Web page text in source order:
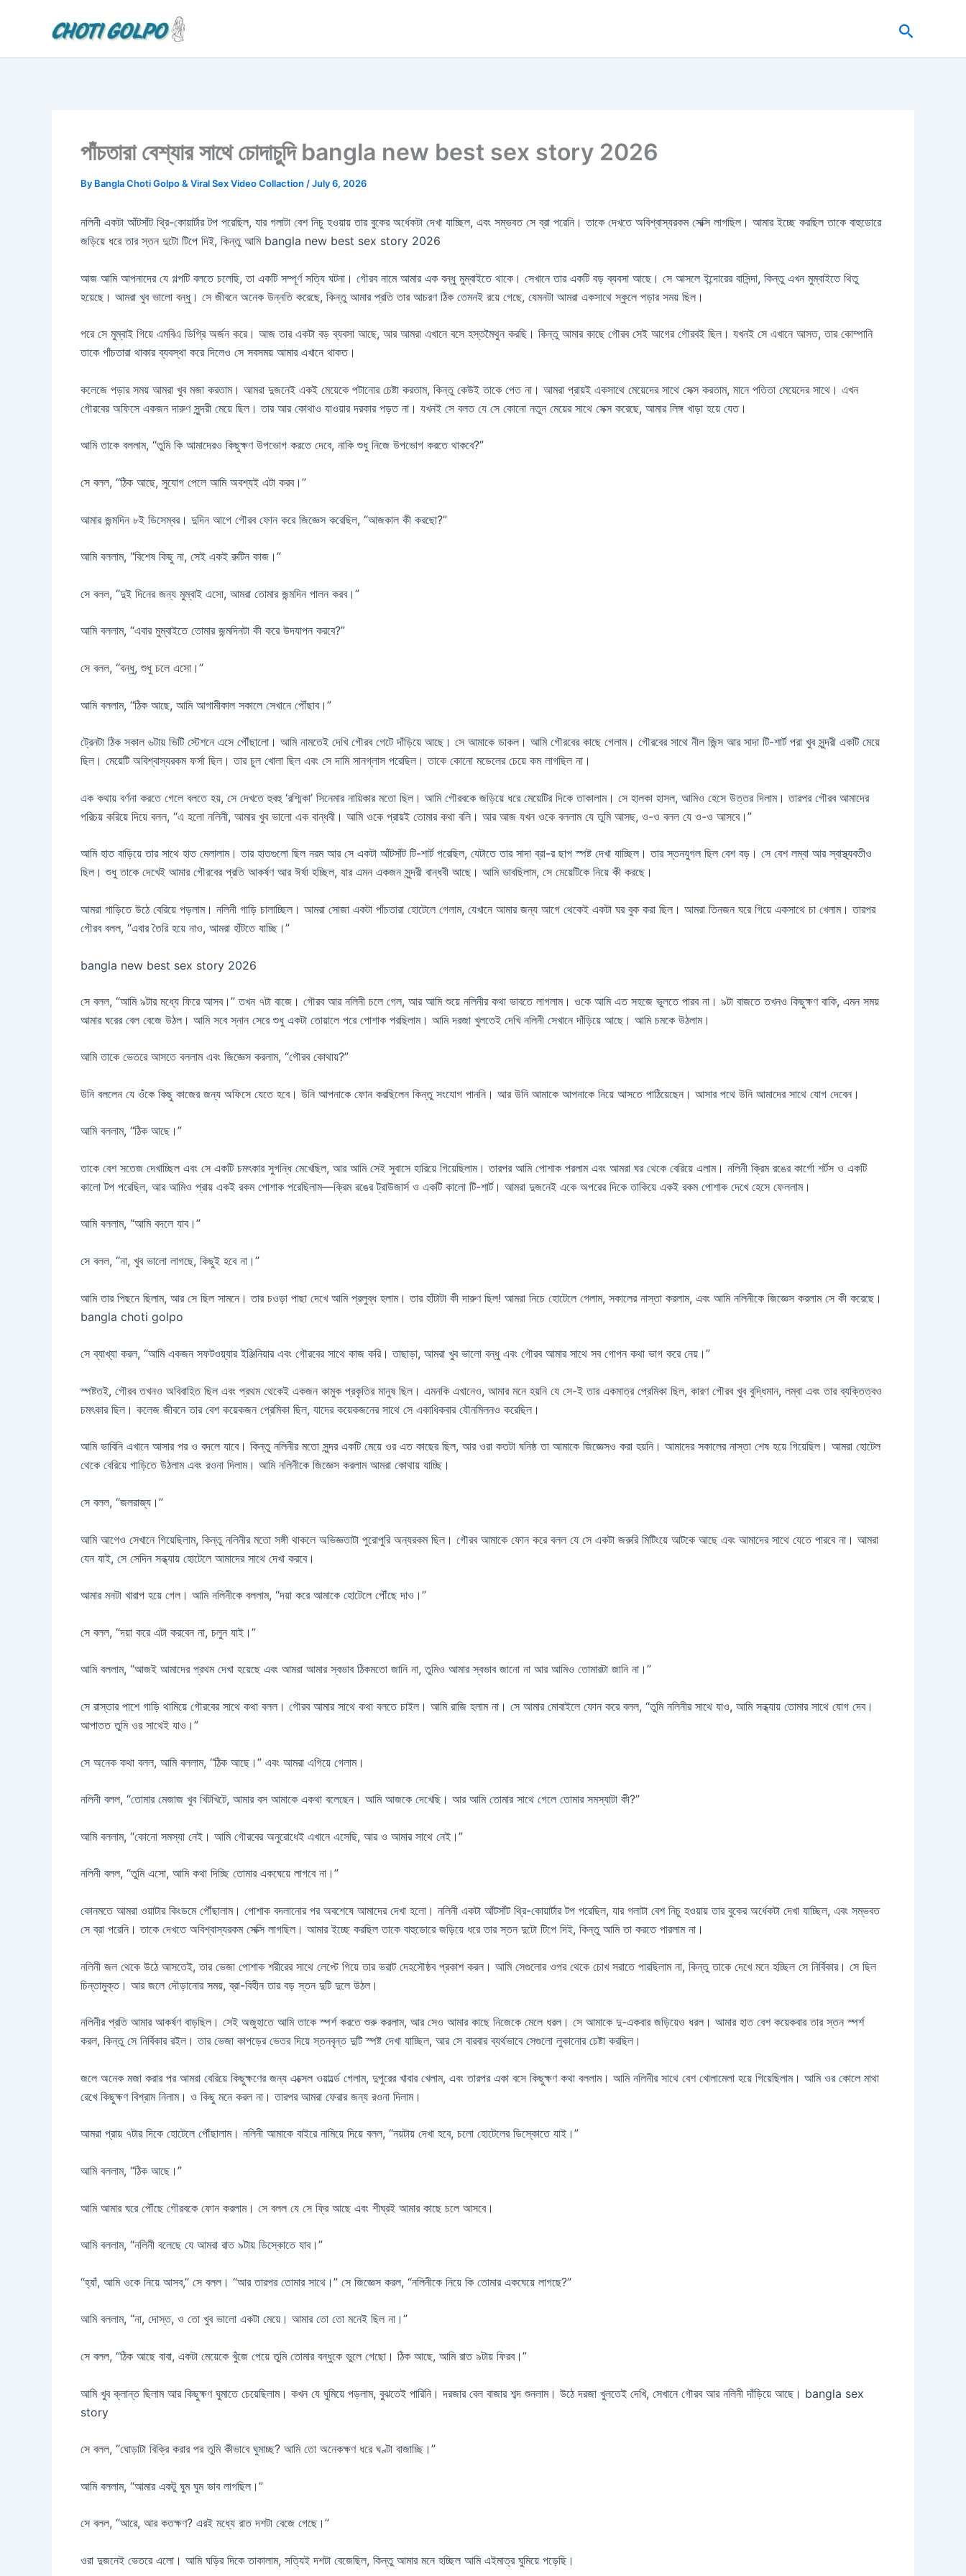
Search
পাঁচতারা বেশ্যার সাথে চোদাচুদি bangla new best sex story 2026
By Bangla Choti Golpo & Viral Sex Video Collaction /July 6, 2026
নলিনী একটা আঁটসাঁট থ্রি-কোয়ার্টার টপ পরেছিল, যার গলাটা বেশ নিচু হওয়ায় তার বুকের অর্ধেকটা দেখা যাচ্ছিল, এবং সম্ভবত সে ব্রা পরেনি। তাকে দেখতে অবিশ্বাস্যরকম সেক্সি লাগছিল। আমার ইচ্ছে করছিল তাকে বাহুডোরে
জড়িয়ে ধরে তার স্তন দুটো টিপে দিই, কিন্তু আমি bangla new best sex story 2026
আজ আমি আপনাদের যে গল্পটি বলতে চলেছি, তা একটি সম্পূর্ণ সত্যি ঘটনা। গৌরব নামে আমার এক বন্ধু মুম্বাইতে থাকে। সেখানে তার একটি বড় ব্যবসা আছে। সে আসলে ইন্দোরের বাসিন্দা, কিন্তু এখন মুম্বাইতে থিতু
হয়েছে। আমরা খুব ভালো বন্ধু। সে জীবনে অনেক উন্নতি করেছে, কিন্তু আমার প্রতি তার আচরণ ঠিক তেমনই রয়ে গেছে, যেমনটা আমরা একসাথে স্কুলে পড়ার সময় ছিল।
পরে সে মুম্বাই গিয়ে এমবিএ ডিগ্রি অর্জন করে। আজ তার একটা বড় ব্যবসা আছে, আর আমরা এখানে বসে হস্তমৈথুন করছি। কিন্তু আমার কাছে গৌরব সেই আগের গৌরবই ছিল। যখনই সে এখানে আসত, তার কোম্পানি
তাকে পাঁচতারা থাকার ব্যবস্থা করে দিলেও সে সবসময় আমার এখানে থাকত।
কলেজে পড়ার সময় আমরা খুব মজা করতাম। আমরা দুজনেই একই মেয়েকে পটানোর চেষ্টা করতাম, কিন্তু কেউই তাকে পেত না। আমরা প্রায়ই একসাথে মেয়েদের সাথে সেক্স করতাম, মানে পতিতা মেয়েদের সাথে। এখন
গৌরবের অফিসে একজন দারুণ সুন্দরী মেয়ে ছিল। তার আর কোথাও যাওয়ার দরকার পড়ত না। যখনই সে বলত যে সে কোনো নতুন মেয়ের সাথে সেক্স করেছে, আমার লিঙ্গ খাড়া হয়ে যেত।
আমি তাকে বললাম, “তুমি কি আমাদেরও কিছুক্ষণ উপভোগ করতে দেবে, নাকি শুধু নিজে উপভোগ করতে থাকবে?”
সে বলল, “ঠিক আছে, সুযোগ পেলে আমি অবশ্যই এটা করব।”
আমার জন্মদিন ৮ই ডিসেম্বর। দুদিন আগে গৌরব ফোন করে জিজ্ঞেস করেছিল, “আজকাল কী করছো?”
আমি বললাম, “বিশেষ কিছু না, সেই একই রুটিন কাজ।”
সে বলল, “দুই দিনের জন্য মুম্বাই এসো, আমরা তোমার জন্মদিন পালন করব।”
আমি বললাম, “এবার মুম্বাইতে তোমার জন্মদিনটা কী করে উদযাপন করবে?”
সে বলল, “বন্ধু, শুধু চলে এসো।”
আমি বললাম, “ঠিক আছে, আমি আগামীকাল সকালে সেখানে পৌঁছাব।”
ট্রেনটা ঠিক সকাল ৬টায় ভিটি স্টেশনে এসে পৌঁছালো। আমি নামতেই দেখি গৌরব গেটে দাঁড়িয়ে আছে। সে আমাকে ডাকল। আমি গৌরবের কাছে গেলাম। গৌরবের সাথে নীল জিন্স আর সাদা টি-শার্ট পরা খুব সুন্দরী একটি মেয়ে
ছিল। মেয়েটি অবিশ্বাস্যরকম ফর্সা ছিল। তার চুল খোলা ছিল এবং সে দামি সানগ্লাস পরেছিল। তাকে কোনো মডেলের চেয়ে কম লাগছিল না।
এক কথায় বর্ণনা করতে গেলে বলতে হয়, সে দেখতে হুবহু ‘রশ্মিকা’ সিনেমার নায়িকার মতো ছিল। আমি গৌরবকে জড়িয়ে ধরে মেয়েটির দিকে তাকালাম। সে হালকা হাসল, আমিও হেসে উত্তর দিলাম। তারপর গৌরব আমাদের
পরিচয় করিয়ে দিয়ে বলল, “এ হলো নলিনী, আমার খুব ভালো এক বান্ধবী। আমি ওকে প্রায়ই তোমার কথা বলি। আর আজ যখন ওকে বললাম যে তুমি আসছ, ও-ও বলল যে ও-ও আসবে।”
আমি হাত বাড়িয়ে তার সাথে হাত মেলালাম। তার হাতগুলো ছিল নরম আর সে একটা আঁটসাঁট টি-শার্ট পরেছিল, যেটাতে তার সাদা ব্রা-র ছাপ স্পষ্ট দেখা যাচ্ছিল। তার স্তনযুগল ছিল বেশ বড়। সে বেশ লম্বা আর স্বাস্থ্যবতীও
ছিল। শুধু তাকে দেখেই আমার গৌরবের প্রতি আকর্ষণ আর ঈর্ষা হচ্ছিল, যার এমন একজন সুন্দরী বান্ধবী আছে। আমি ভাবছিলাম, সে মেয়েটিকে নিয়ে কী করছে।
আমরা গাড়িতে উঠে বেরিয়ে পড়লাম। নলিনী গাড়ি চালাচ্ছিল। আমরা সোজা একটা পাঁচতারা হোটেলে গেলাম, যেখানে আমার জন্য আগে থেকেই একটা ঘর বুক করা ছিল। আমরা তিনজন ঘরে গিয়ে একসাথে চা খেলাম। তারপর
গৌরব বলল, “এবার তৈরি হয়ে নাও, আমরা হাঁটতে যাচ্ছি।”
bangla new best sex story 2026
সে বলল, “আমি ৯টার মধ্যে ফিরে আসব।” তখন ৭টা বাজে। গৌরব আর নলিনী চলে গেল, আর আমি শুয়ে নলিনীর কথা ভাবতে লাগলাম। ওকে আমি এত সহজে ভুলতে পারব না। ৯টা বাজতে তখনও কিছুক্ষণ বাকি, এমন সময়
আমার ঘরের বেল বেজে উঠল। আমি সবে স্নান সেরে শুধু একটা তোয়ালে পরে পোশাক পরছিলাম। আমি দরজা খুলতেই দেখি নলিনী সেখানে দাঁড়িয়ে আছে। আমি চমকে উঠলাম।
আমি তাকে ভেতরে আসতে বললাম এবং জিজ্ঞেস করলাম, “গৌরব কোথায়?”
উনি বললেন যে ওঁকে কিছু কাজের জন্য অফিসে যেতে হবে। উনি আপনাকে ফোন করছিলেন কিন্তু সংযোগ পাননি। আর উনি আমাকে আপনাকে নিয়ে আসতে পাঠিয়েছেন। আসার পথে উনি আমাদের সাথে যোগ দেবেন।
আমি বললাম, “ঠিক আছে।”
তাকে বেশ সতেজ দেখাচ্ছিল এবং সে একটি চমৎকার সুগন্ধি মেখেছিল, আর আমি সেই সুবাসে হারিয়ে গিয়েছিলাম। তারপর আমি পোশাক পরলাম এবং আমরা ঘর থেকে বেরিয়ে এলাম। নলিনী ক্রিম রঙের কার্গো শর্টস ও একটি
কালো টপ পরেছিল, আর আমিও প্রায় একই রকম পোশাক পরেছিলাম—ক্রিম রঙের ট্রাউজার্স ও একটি কালো টি-শার্ট। আমরা দুজনেই একে অপরের দিকে তাকিয়ে একই রকম পোশাক দেখে হেসে ফেললাম।
আমি বললাম, “আমি বদলে যাব।”
সে বলল, “না, খুব ভালো লাগছে, কিছুই হবে না।”
আমি তার পিছনে ছিলাম, আর সে ছিল সামনে। তার চওড়া পাছা দেখে আমি প্রলুব্ধ হলাম। তার হাঁটাটা কী দারুণ ছিল! আমরা নিচে হোটেলে গেলাম, সকালের নাস্তা করলাম, এবং আমি নলিনীকে জিজ্ঞেস করলাম সে কী করেছে।
bangla choti golpo
সে ব্যাখ্যা করল, “আমি একজন সফটওয়্যার ইঞ্জিনিয়ার এবং গৌরবের সাথে কাজ করি। তাছাড়া, আমরা খুব ভালো বন্ধু এবং গৌরব আমার সাথে সব গোপন কথা ভাগ করে নেয়।”
স্পষ্টতই, গৌরব তখনও অবিবাহিত ছিল এবং প্রথম থেকেই একজন কামুক প্রকৃতির মানুষ ছিল। এমনকি এখানেও, আমার মনে হয়নি যে সে-ই তার একমাত্র প্রেমিকা ছিল, কারণ গৌরব খুব বুদ্ধিমান, লম্বা এবং তার ব্যক্তিত্বও
চমৎকার ছিল। কলেজ জীবনে তার বেশ কয়েকজন প্রেমিকা ছিল, যাদের কয়েকজনের সাথে সে একাধিকবার যৌনমিলনও করেছিল।
আমি ভাবিনি এখানে আসার পর ও বদলে যাবে। কিন্তু নলিনীর মতো সুন্দর একটি মেয়ে ওর এত কাছের ছিল, আর ওরা কতটা ঘনিষ্ঠ তা আমাকে জিজ্ঞেসও করা হয়নি। আমাদের সকালের নাস্তা শেষ হয়ে গিয়েছিল। আমরা হোটেল
থেকে বেরিয়ে গাড়িতে উঠলাম এবং রওনা দিলাম। আমি নলিনীকে জিজ্ঞেস করলাম আমরা কোথায় যাচ্ছি।
সে বলল, “জলরাজ্য।”
আমি আগেও সেখানে গিয়েছিলাম, কিন্তু নলিনীর মতো সঙ্গী থাকলে অভিজ্ঞতাটা পুরোপুরি অন্যরকম ছিল। গৌরব আমাকে ফোন করে বলল যে সে একটা জরুরি মিটিংয়ে আটকে আছে এবং আমাদের সাথে যেতে পারবে না। আমরা
যেন যাই, সে সেদিন সন্ধ্যায় হোটেলে আমাদের সাথে দেখা করবে।
আমার মনটা খারাপ হয়ে গেল। আমি নলিনীকে বললাম, “দয়া করে আমাকে হোটেলে পৌঁছে দাও।”
সে বলল, “দয়া করে এটা করবেন না, চলুন যাই।”
আমি বললাম, “আজই আমাদের প্রথম দেখা হয়েছে এবং আমরা আমার স্বভাব ঠিকমতো জানি না, তুমিও আমার স্বভাব জানো না আর আমিও তোমারটা জানি না।”
সে রাস্তার পাশে গাড়ি থামিয়ে গৌরবের সাথে কথা বলল। গৌরব আমার সাথে কথা বলতে চাইল। আমি রাজি হলাম না। সে আমার মোবাইলে ফোন করে বলল, “তুমি নলিনীর সাথে যাও, আমি সন্ধ্যায় তোমার সাথে যোগ দেব।
আপাতত তুমি ওর সাথেই যাও।”
সে অনেক কথা বলল, আমি বললাম, “ঠিক আছে।” এবং আমরা এগিয়ে গেলাম।
নলিনী বলল, “তোমার মেজাজ খুব খিটখিটে, আমার বস আমাকে একথা বলেছেন। আমি আজকে দেখেছি। আর আমি তোমার সাথে গেলে তোমার সমস্যাটা কী?”
আমি বললাম, “কোনো সমস্যা নেই। আমি গৌরবের অনুরোধেই এখানে এসেছি, আর ও আমার সাথে নেই।”
নলিনী বলল, “তুমি এসো, আমি কথা দিচ্ছি তোমার একঘেয়ে লাগবে না।”
কোনমতে আমরা ওয়াটার কিংডমে পৌঁছালাম। পোশাক বদলানোর পর অবশেষে আমাদের দেখা হলো। নলিনী একটা আঁটসাঁট থ্রি-কোয়ার্টার টপ পরেছিল, যার গলাটা বেশ নিচু হওয়ায় তার বুকের অর্ধেকটা দেখা যাচ্ছিল, এবং সম্ভবত
সে ব্রা পরেনি। তাকে দেখতে অবিশ্বাস্যরকম সেক্সি লাগছিল। আমার ইচ্ছে করছিল তাকে বাহুডোরে জড়িয়ে ধরে তার স্তন দুটো টিপে দিই, কিন্তু আমি তা করতে পারলাম না।
নলিনী জল থেকে উঠে আসতেই, তার ভেজা পোশাক শরীরের সাথে লেপ্টে গিয়ে তার ভরাট দেহসৌষ্ঠব প্রকাশ করল। আমি সেগুলোর ওপর থেকে চোখ সরাতে পারছিলাম না, কিন্তু তাকে দেখে মনে হচ্ছিল সে নির্বিকার। সে ছিল
চিন্তামুক্ত। আর জলে দৌড়ানোর সময়, ব্রা-বিহীন তার বড় স্তন দুটি দুলে উঠল।
নলিনীর প্রতি আমার আকর্ষণ বাড়ছিল। সেই অজুহাতে আমি তাকে স্পর্শ করতে শুরু করলাম, আর সেও আমার কাছে নিজেকে মেলে ধরল। সে আমাকে দু-একবার জড়িয়েও ধরল। আমার হাত বেশ কয়েকবার তার স্তন স্পর্শ
করল, কিন্তু সে নির্বিকার রইল। তার ভেজা কাপড়ের ভেতর দিয়ে স্তনবৃন্ত দুটি স্পষ্ট দেখা যাচ্ছিল, আর সে বারবার ব্যর্থভাবে সেগুলো লুকানোর চেষ্টা করছিল।
জলে অনেক মজা করার পর আমরা বেরিয়ে কিছুক্ষণের জন্য এক্সেল ওয়ার্ল্ডে গেলাম, দুপুরের খাবার খেলাম, এবং তারপর একা বসে কিছুক্ষণ কথা বললাম। আমি নলিনীর সাথে বেশ খোলামেলা হয়ে গিয়েছিলাম। আমি ওর কোলে মাথা
রেখে কিছুক্ষণ বিশ্রাম নিলাম। ও কিছু মনে করল না। তারপর আমরা ফেরার জন্য রওনা দিলাম।
আমরা প্রায় ৭টার দিকে হোটেলে পৌঁছালাম। নলিনী আমাকে বাইরে নামিয়ে দিয়ে বলল, “নয়টায় দেখা হবে, চলো হোটেলের ডিস্কোতে যাই।”
আমি বললাম, “ঠিক আছে।”
আমি আমার ঘরে পৌঁছে গৌরবকে ফোন করলাম। সে বলল যে সে ফ্রি আছে এবং শীঘ্রই আমার কাছে চলে আসবে।
আমি বললাম, “নলিনী বলেছে যে আমরা রাত ৯টায় ডিস্কোতে যাব।”
“হ্যাঁ, আমি ওকে নিয়ে আসব,” সে বলল। “আর তারপর তোমার সাথে।” সে জিজ্ঞেস করল, “নলিনীকে নিয়ে কি তোমার একঘেয়ে লাগছে?”
আমি বললাম, “না, দোস্ত, ও তো খুব ভালো একটা মেয়ে। আমার তো তো মনেই ছিল না।”
সে বলল, “ঠিক আছে বাবা, একটা মেয়েকে খুঁজে পেয়ে তুমি তোমার বন্ধুকে ভুলে গেছো। ঠিক আছে, আমি রাত ৯টায় ফিরব।”
আমি খুব ক্লান্ত ছিলাম আর কিছুক্ষণ ঘুমাতে চেয়েছিলাম। কখন যে ঘুমিয়ে পড়লাম, বুঝতেই পারিনি। দরজার বেল বাজার শব্দ শুনলাম। উঠে দরজা খুলতেই দেখি, সেখানে গৌরব আর নলিনী দাঁড়িয়ে আছে। bangla sex
story
সে বলল, “ঘোড়াটা বিক্রি করার পর তুমি কীভাবে ঘুমাচ্ছ? আমি তো অনেকক্ষণ ধরে ঘণ্টা বাজাচ্ছি।”
আমি বললাম, “আমার একটু ঘুম ঘুম ভাব লাগছিল।”
সে বলল, “আরে, আর কতক্ষণ? এরই মধ্যে রাত দশটা বেজে গেছে।”
ওরা দুজনেই ভেতরে এলো। আমি ঘড়ির দিকে তাকালাম, সত্যিই দশটা বেজেছিল, কিন্তু আমার মনে হচ্ছিল আমি এইমাত্র ঘুমিয়ে পড়েছি।